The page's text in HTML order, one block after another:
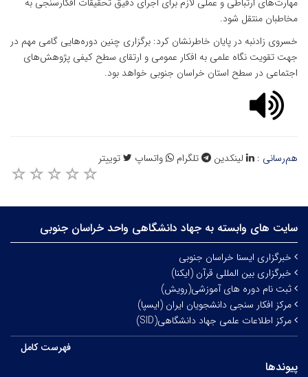
مخاطبان منتقل شود.
خسروی زادنبه در پایان خاطرنشان کرد: برگزاری چنین دوره‌هایی گامی مهم در
جهت تقویت نگاه علمی به افکار عمومی و ارتقای سطح کیفی پژوهش‌های
اجتماعی در سطح استان خراسان جنوبی خواهد بود.
هم‌رسانی : لینکدین تلگرام واتساپ توییتر
سایت های وابسته به جهاد دانشگاهی واحد خراسان جنوبی
خبرگزاری ایسنا خراسان جنوبی
خبرگزاری بین المللی قرآن (ایکنا)
ثبت نام دوره های آموزشی(رویش)
مرکز افکار سنجی دانشجویان ایران (ایسپا)
مرکز اطلاعات علمی جهاد دانشگاهی(SID)
فهرست کامل
پیوندها